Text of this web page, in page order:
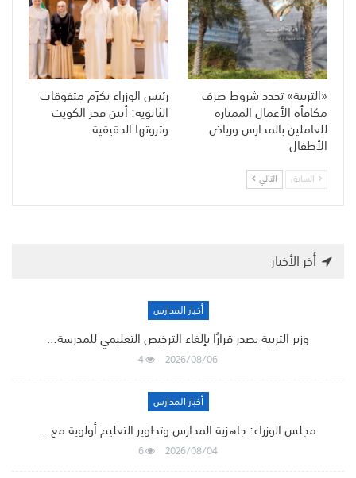
«التربية» تحدد شروط صرف
مكافأة الأعمال الممتازة
للعاملين بالمدارس ورياض
الأطفال
رئيس الوزراء يكرّم متفوقات
الثانوية: أنتن فخر الكويت
وثروتها الحقيقية
السابق التالي
أخر الأخبار
أخبار المدارس
وزير التربية يصدر قرارًا بإلغاء الترخيص التعليمي للمدرسة…
2026/08/06
4
أخبار المدارس
مجلس الوزراء: جاهزية المدارس وتطوير التعليم أولوية مع…
2026/08/04
6